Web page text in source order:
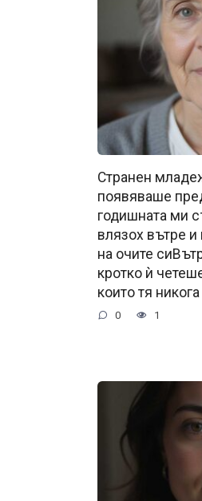
Странен
появяваше
годишната ми
влязох вътре
на очите
кротко ѝ
които тя
0 1